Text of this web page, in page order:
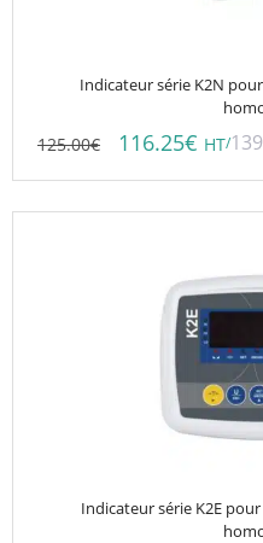
Indicateur série K2N
125.00€ 116.25€ HT/
Indicateur série K2E